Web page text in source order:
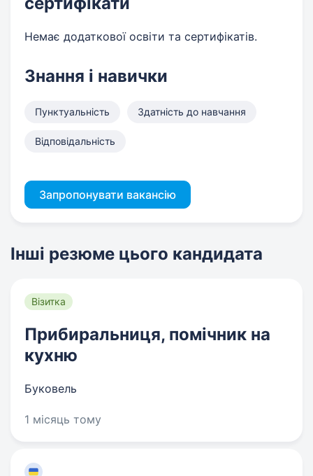
Немає додаткової освіти та сертифікатів.
Знання і навички
Пунктуальність Здатність до навчання
Відповідальність
Запропонувати вакансію
Інші резюме цього кандидата
Візитка
Прибиральниця, помічник на
кухню
Буковель
1 місяць тому